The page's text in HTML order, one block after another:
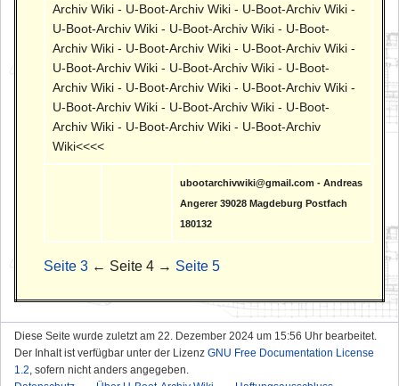
Archiv Wiki - U-Boot-Archiv Wiki - U-Boot-Archiv Wiki -
U-Boot-Archiv Wiki - U-Boot-Archiv Wiki - U-Boot-
Archiv Wiki - U-Boot-Archiv Wiki - U-Boot-Archiv Wiki -
U-Boot-Archiv Wiki - U-Boot-Archiv Wiki - U-Boot-
Archiv Wiki - U-Boot-Archiv Wiki - U-Boot-Archiv Wiki -
U-Boot-Archiv Wiki - U-Boot-Archiv Wiki - U-Boot-
Archiv Wiki - U-Boot-Archiv Wiki - U-Boot-Archiv
Wiki<<<<
ubootarchivwiki@gmail.com - Andreas
Angerer 39028 Magdeburg Postfach
180132
Seite 3 ← Seite 4 → Seite 5
Diese Seite wurde zuletzt am 22. Dezember 2024 um 15:56 Uhr bearbeitet.
Der Inhalt ist verfügbar unter der Lizenz GNU Free Documentation License
1.2, sofern nicht anders angegeben.